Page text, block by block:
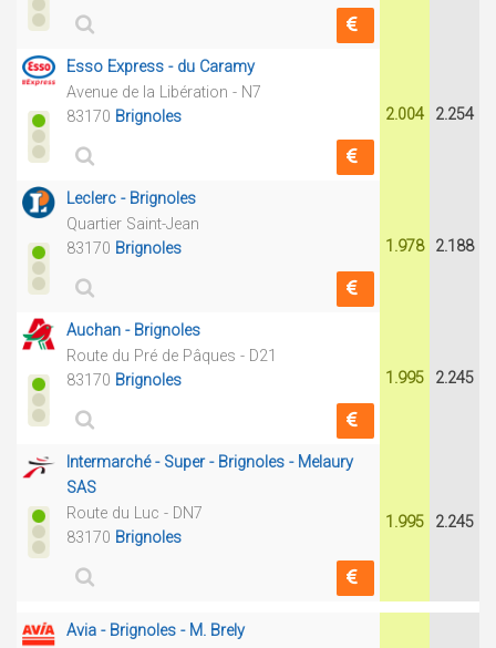
Esso Express - du Caramy
Avenue de la Libération - N7
83170 Brignoles 2.004 2.254
Leclerc - Brignoles
Quartier Saint-Jean
83170 Brignoles 1.978 2.188
Auchan - Brignoles
Route du Pré de Pâques - D21
83170 Brignoles 1.995 2.245
Intermarché - Super - Brignoles - Melaury
SAS
Route du Luc - DN7
83170 Brignoles
1.995 2.245
Avia - Brignoles - M. Brely